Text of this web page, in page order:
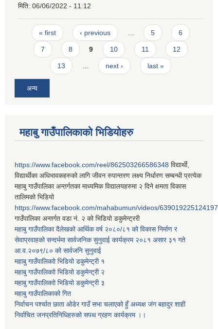
मिति: 06/06/2022 - 11:12
Pages
« first ‹ previous 5 6
7 8 9 10 11 12
13 next › last »
अन्य
महाबु गाउँपालिकाको भिडियोहरु
https://www.facebook.com/reel/862503266586348 विद्यार्थी,
विद्यार्थीका अधिभावकहरुको लागि जीवन रुपान्तरण लक्ष्य निर्धारण सम्बन्धी प्रत्येक
महाबु गाउँपालिका अन्तर्गतका माध्यमिक विद्यालयहरुमा २ दिने क्षमता विकास
तालिमको भिडियो
https://www.facebook.com/mahabumun/videos/639019225124197
गाउँपालिका अन्तर्गत वडा नं. २ को भिडियो डकुमेन्ट्ररी
महाबु गाउँपालिका दैलेखको आर्थिक वर्ष २०८०/८१ को विकास निर्माण र
सेवाप्रवाहको सन्दर्भमा सार्वजनिक सुनुवाई कार्यक्रम २०८१ असार ३१ गते
आ.व.२०७९/८० को सार्वजनि सुनुवाई
महाबु गाउँपालिकाो भिडियो डकुमेन्ट्री १
महाबु गाउँपालिकाो भिडियो डकुमेन्ट्री २
महाबु गाउँपालिकाो भिडियो डकुमेन्ट्री ३
महाबु गाउँपालिकाको गित
निर्वाचन पर्श्चात छाता ओडेर गाउँ सभा चलाएको हुँ अध्यक्ष जंग बहादुर शाही
निर्वाचित जनप्रतिनिधिहरुको सपथ ग्रहण कार्यक्रम ।।